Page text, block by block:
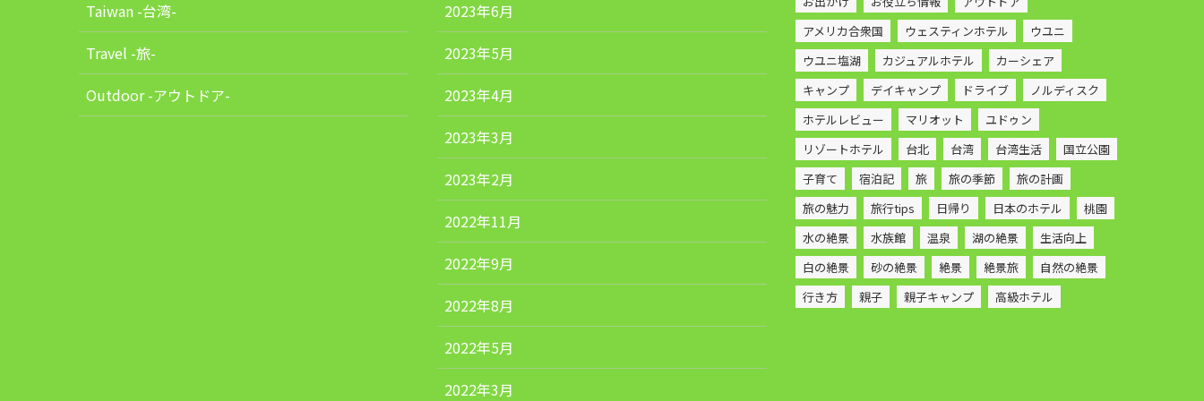
Taiwan -台湾-
Travel -旅-
Outdoor -アウトドア-
2023年6月
2023年5月
2023年4月
2023年3月
2023年2月
2022年11月
2022年9月
2022年8月
2022年5月
2022年3月
アメリカ合衆国
ウェスティンホテル
ウユニ
ウユニ塩湖
カジュアルホテル
カーシェア
キャンプ
デイキャンプ ドライブ
ノルディスク
ホテルレビュー
マリオット
ユドゥン
リゾートホテル
台北 台湾 台湾生活
国立公園
子育て
宿泊記 旅 旅の季節
旅の計画
旅の魅力
旅行tips 日帰り 日本のホテル
桃園
水の絶景
水族館 温泉 湖の絶景
生活向上
白の絶景
砂の絶景 絶景 絶景旅
自然の絶景
行き方
親子 親子キャンプ 高級ホテル